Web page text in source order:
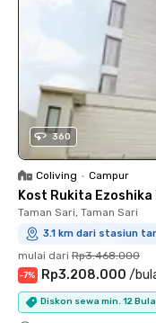
360
Coliving • Campur
Kost Rukita Ezoshika
Taman Sari, Taman Sari
3.1 km dari stasiun
mulai dari Rp3.468.000
-7% Rp3.208.000 /
Diskon sewa min. 12